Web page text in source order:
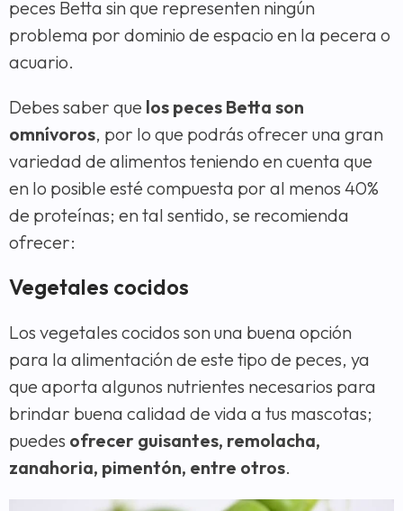
peces Betta sin que representen ningún
problema por dominio de espacio en la pecera o
acuario.
Debes saber que los peces Betta son
omnívoros, por lo que podrás ofrecer una gran
variedad de alimentos teniendo en cuenta que
en lo posible esté compuesta por al menos 40%
de proteínas; en tal sentido, se recomienda
ofrecer:
Vegetales cocidos
Los vegetales cocidos son una buena opción
para la alimentación de este tipo de peces, ya
que aporta algunos nutrientes necesarios para
brindar buena calidad de vida a tus mascotas;
puedes ofrecer guisantes, remolacha,
zanahoria, pimentón, entre otros.